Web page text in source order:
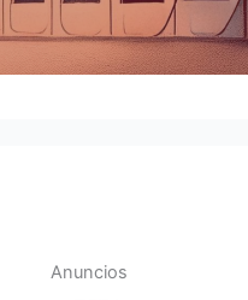
Anuncios